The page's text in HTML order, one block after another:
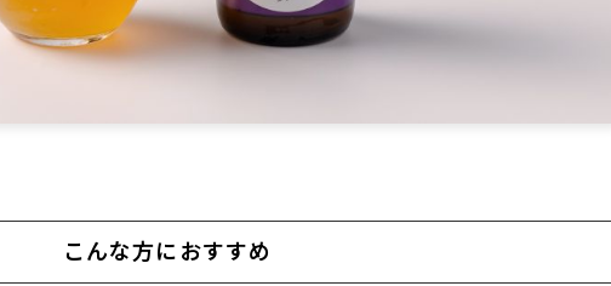
こんな方におすすめ